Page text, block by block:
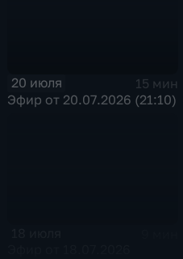
20 июля
15 мин
Эфир от 20.07.2026 (21:10)